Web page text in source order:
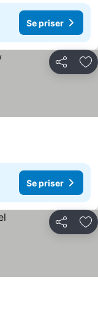
Se priser
Dela
Se priser
Dela